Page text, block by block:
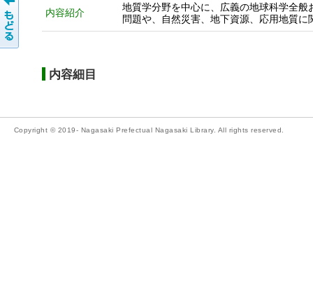
内容紹介
地質学分野を中心に、広義の地球科学全
問題や、自然災害、地下資源、応用地質
内容細目
Copyright © 2019- Nagasaki Prefectual Nagasaki Library. All rights reserved.